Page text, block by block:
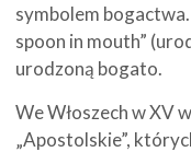
symbolem
spoon in mouth”
urodzoną bogato.
We Włoszech w XV
„Apostolskie”,